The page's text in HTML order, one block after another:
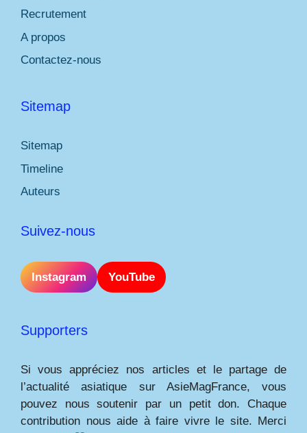
Recrutement
A propos
Contactez-nous
Sitemap
Sitemap
Timeline
Auteurs
Suivez-nous
Instagram YouTube
Supporters
Si vous appréciez nos articles et le partage de
l’actualité asiatique sur AsieMagFrance, vous
pouvez nous soutenir par un petit don. Chaque
contribution nous aide à faire vivre le site. Merci